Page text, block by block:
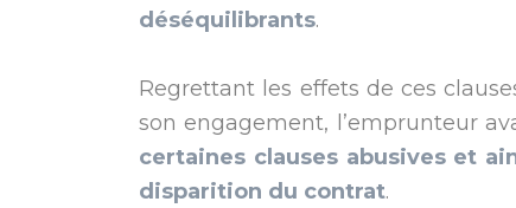
déséquilibrants.
Regrettant les effets de ces
son engagement, l’emprunteur
certaines clauses abusives et
disparition du contrat.